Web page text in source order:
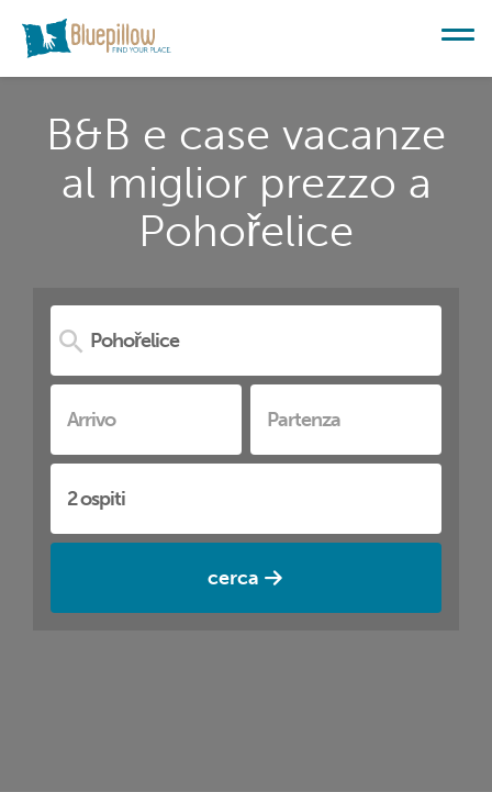
B&B e case vacanze
al miglior prezzo a
Pohořelice
cerca